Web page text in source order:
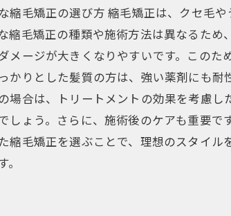
縮毛矯正の選び方 縮毛矯正は、クセ毛
縮毛矯正の種類や施術方法は異なるた
メージが大きくなりやすいです。この
かりとした髪質の方は、強い薬剤にも
場合は、トリートメントの効果を考慮
しょう。さらに、施術後のケアも重要
縮毛矯正を選ぶことで、理想のスタイ